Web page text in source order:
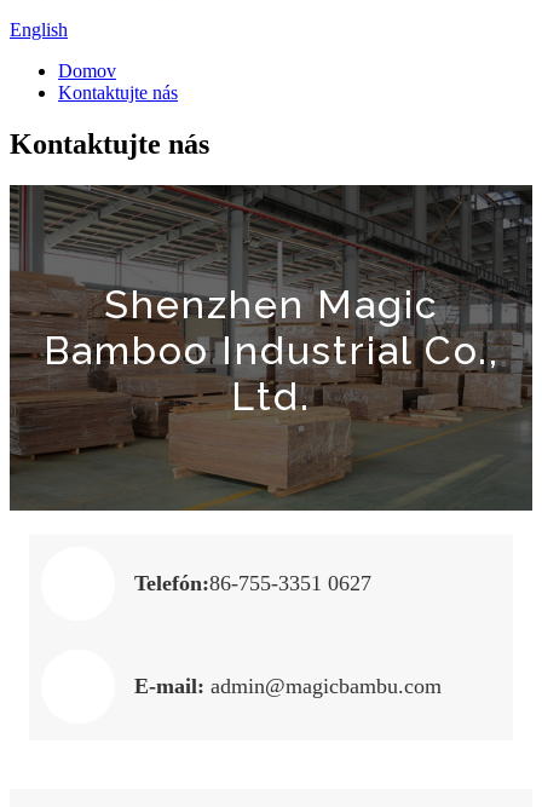
English
Domov
Kontaktujte nás
Kontaktujte nás
Shenzhen Magic
Bamboo Industrial Co.,
Ltd.
Telefón:86-755-3351 0627
E-mail: admin@magicbambu.com